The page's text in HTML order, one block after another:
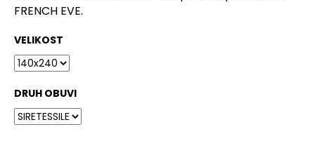
FRENCH EVE.
VELIKOST
DRUH OBUVI
o
p
o
r
u
č